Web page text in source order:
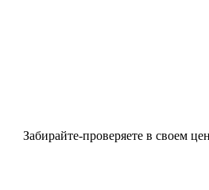
Забирайте-проверяете в своем